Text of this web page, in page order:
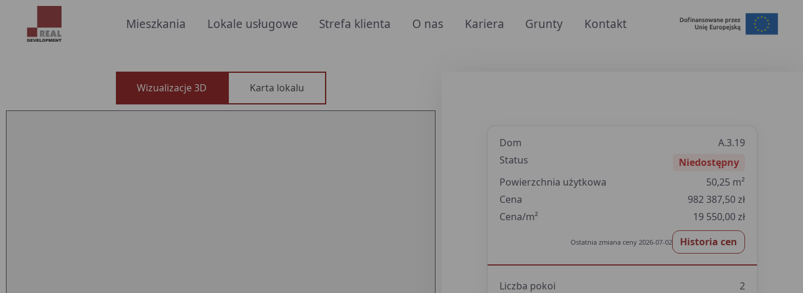
Mieszkania Lokale usługowe Strefa klienta O nas Kariera Grunty Kontakt
Wizualizacje 3D Karta lokalu
Dom
A.3.19
Status
Niedostępny
Powierzchnia użytkowa
50,25 m²
Cena
982 387,50 zł
Cena/m²
19 550,00 zł
Ostatnia zmiana ceny 2026-07-02 Historia cen
Liczba pokoi
2